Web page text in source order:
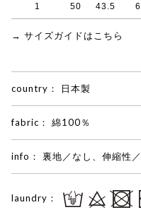
1 50 43.5
→ サイズガイドはこちら
country： 日本製
fabric： 綿100％
info： 裏地／なし、伸縮性
laundry：